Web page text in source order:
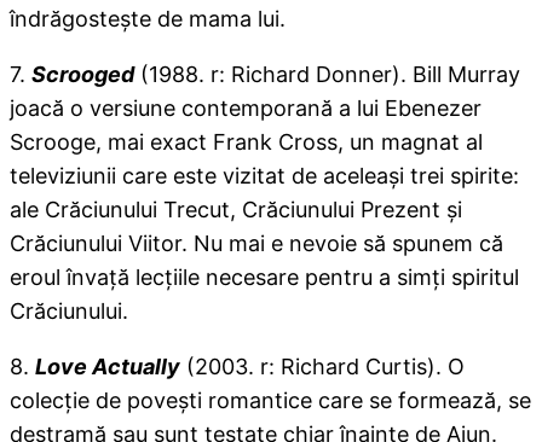
îndrăgosteşte de mama lui.
7. Scrooged (1988. r: Richard Donner). Bill Murray
joacă o versiune contemporană a lui Ebenezer
Scrooge, mai exact Frank Cross, un magnat al
televiziunii care este vizitat de aceleaşi trei spirite:
ale Crăciunului Trecut, Crăciunului Prezent şi
Crăciunului Viitor. Nu mai e nevoie să spunem că
eroul învaţă lecţiile necesare pentru a simţi spiritul
Crăciunului.
8. Love Actually (2003. r: Richard Curtis). O
colecţie de poveşti romantice care se formează, se
destramă sau sunt testate chiar înainte de Ajun.